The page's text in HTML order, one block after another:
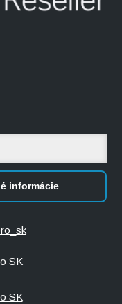
informácie
SK
SK